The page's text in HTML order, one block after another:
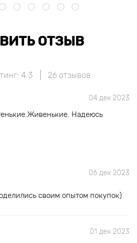
ОТЗЫВ
4.3 26 отзывов
04 дек 2023
Надеюсь
06 дек 2023
своим опытом покупок)
01 дек 2023